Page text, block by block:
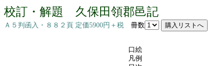
校訂・解題 久保田領郡邑記
Ａ５判函入・８８２頁 定価5900円＋税 冊数
口絵
凡例